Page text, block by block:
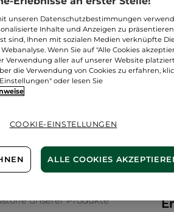
nachhaltig, UEBT-
unserer Produkte
unseren Datenschutzbestimmungen
Inhalte und Anzeigen zu
sind, Ihnen mit sozialen Medien verknüpfte
Wenn Sie auf "Alle Cookies
Verwendung aller auf unserer Website
die Verwendung von Cookies zu erfahren,
oder lesen Sie
COOKIE-EINSTELLUNGEN
ALLE COOKIES